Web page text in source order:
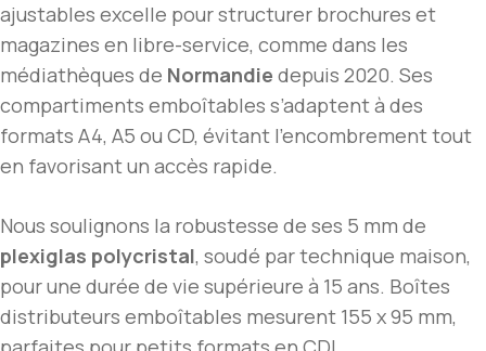
ajustables excelle pour structurer brochures et
magazines en libre-service, comme dans les
médiathèques de Normandie depuis 2020. Ses
compartiments emboîtables s’adaptent à des
formats A4, A5 ou CD, évitant l’encombrement tout
en favorisant un accès rapide.
Nous soulignons la robustesse de ses 5 mm de
plexiglas polycristal, soudé par technique maison,
pour une durée de vie supérieure à 15 ans. Boîtes
distributeurs emboîtables mesurent 155 x 95 mm,